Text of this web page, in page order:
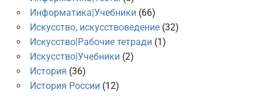
Информатика|Учебники (66)
Искусство, искусствоведение(32)
Искусство|Рабочие тетради (1)
Искусство|Учебники (2)
История (36)
История России (12)